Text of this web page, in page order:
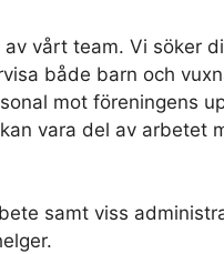
vårt team. Vi söker
både barn och
mot föreningens
vara del av arbetet
samt viss